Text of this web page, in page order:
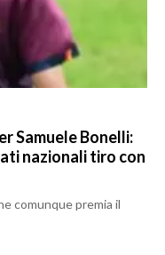
Samuele Bonelli:
nazionali tiro con
comunque premia il